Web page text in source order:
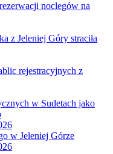
noclegów na
z Jeleniej Góry straciła
rejestracyjnych z
w Sudetach jako
w Jeleniej Górze